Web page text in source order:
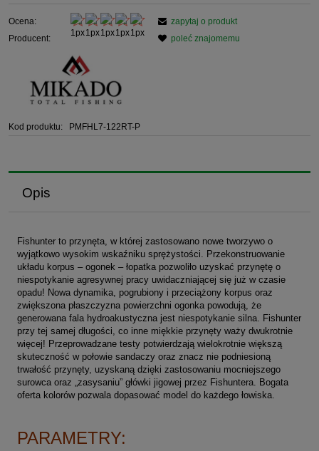
Ocena:
Producent:
Kod produktu: PMFHL7-122RT-P
zapytaj o produkt
poleć znajomemu
Opis
Fishunter to przynęta, w której zastosowano nowe tworzywo o
wyjątkowo wysokim wskaźniku sprężystości. Przekonstruowanie
układu korpus – ogonek – łopatka pozwoliło uzyskać przynętę o
niespotykanie agresywnej pracy uwidaczniającej się już w czasie
opadu! Nowa dynamika, pogrubiony i przeciążony korpus oraz
zwiększona płaszczyzna powierzchni ogonka powodują, że
generowana fala hydroakustyczna jest niespotykanie silna. Fishunter
przy tej samej długości, co inne miękkie przynęty waży dwukrotnie
więcej! Przeprowadzane testy potwierdzają wielokrotnie większą
skuteczność w połowie sandaczy oraz znacz nie podniesioną
trwałość przynęty, uzyskaną dzięki zastosowaniu mocniejszego
surowca oraz „zasysaniu” główki jigowej przez Fishuntera. Bogata
oferta kolorów pozwala dopasować model do każdego łowiska.
PARAMETRY: